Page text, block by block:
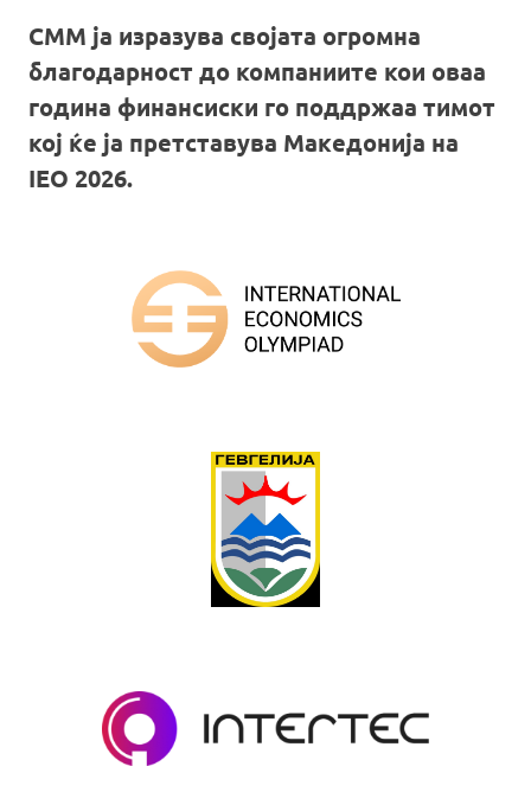
СММ ја изразува својата огромна
благодарност до компаниите кои оваа
година финансиски го поддржаа тимот
кој ќе ја претставува Македонија на
IEO 2026.